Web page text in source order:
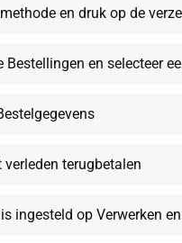
en druk op de
Bestellingen en selecteer
terugbetalen
ingesteld op Verwerken